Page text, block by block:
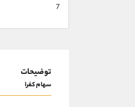
7
توضیحات
سهام کفرا